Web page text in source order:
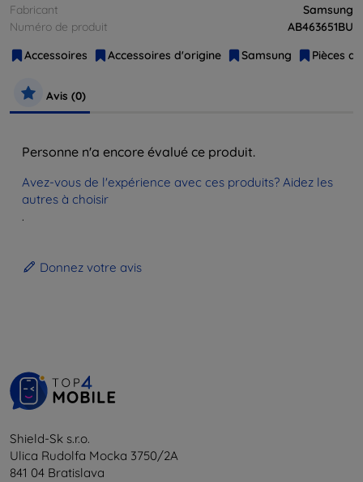
Fabricant
Samsung
Numéro de produit
AB463651BU
Accessoires
Accessoires d'origine Samsung Pièces
Avis (0)
Personne n'a encore évalué ce produit.
Avez-vous de l'expérience avec ces produits? Aidez les
autres à choisir
.
Donnez votre avis
Shield-Sk s.r.o.
Ulica Rudolfa Mocka 3750/2A
841 04 Bratislava